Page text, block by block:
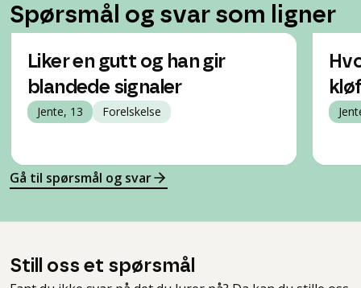
Spørsmål og svar som ligner
Liker en gutt og han gir
blandede signaler
Jente, 13 Forelskelse
Gå til spørsmål og svar
Still oss et spørsmål